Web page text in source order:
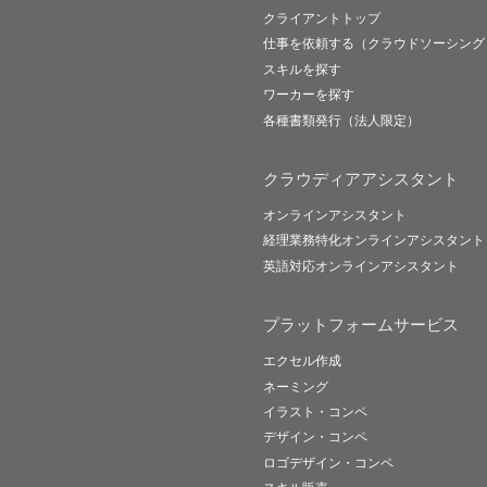
クライアントトップ
仕事を依頼する（クラウドソーシング
スキルを探す
ワーカーを探す
各種書類発行（法人限定）
クラウディアアシスタント
オンラインアシスタント
経理業務特化オンラインアシスタント
英語対応オンラインアシスタント
プラットフォームサービス
エクセル作成
ネーミング
イラスト・コンペ
デザイン・コンペ
ロゴデザイン・コンペ